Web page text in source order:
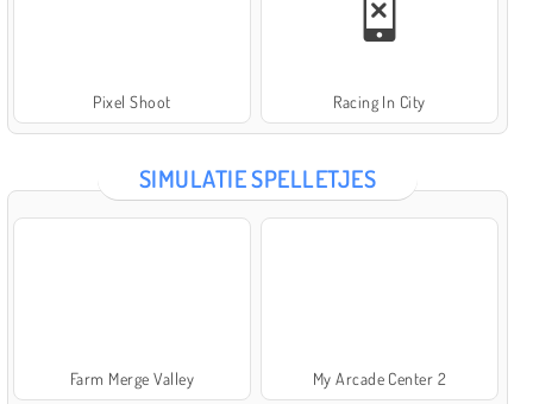
Pixel Shoot Racing In City
SIMULATIE SPELLETJES
Farm Merge Valley My Arcade Center 2